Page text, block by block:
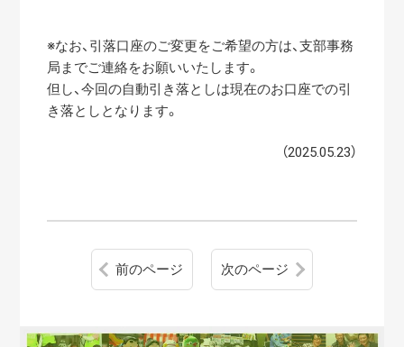
※なお、引落口座のご変更をご希望の方は、支部事務
局までご連絡をお願いいたします。
但し、今回の自動引き落としは現在のお口座での引
き落としとなります。
（2025.05.23）
前のページ 次のページ